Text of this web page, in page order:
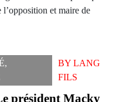
et maire de
,
BYLANG
FILS
président Macky